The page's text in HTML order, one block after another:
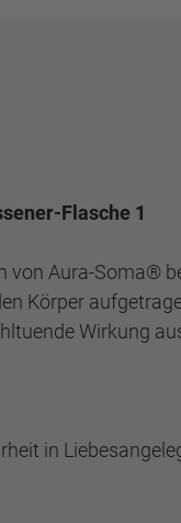
Flasche 1
von Aura-Soma®
Körper
Wirkung
in